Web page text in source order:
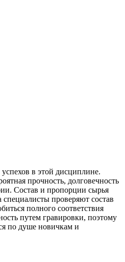
в этой дисциплине.
прочность, долговечность
Состав и пропорции сырья
проверяют состав
полного соответствия
путем гравировки, поэтому
по душе новичкам и